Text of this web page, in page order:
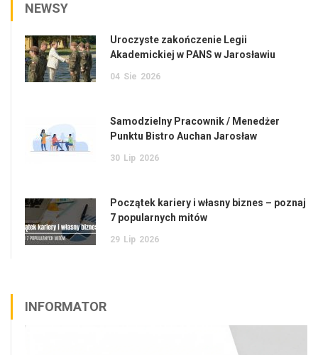
NEWSY
Uroczyste zakończenie Legii
Akademickiej w PANS w Jarosławiu
04 Sie 2026
Samodzielny Pracownik / Menedżer
Punktu Bistro Auchan Jarosław
30 Lip 2026
Początek kariery i własny biznes – poznaj
7 popularnych mitów
29 Lip 2026
INFORMATOR